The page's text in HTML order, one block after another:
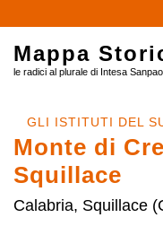
Mappa
le radici al plurale di Intesa
GLI ISTITUTI DEL
Monte di
Squillace
Calabria, Squillace